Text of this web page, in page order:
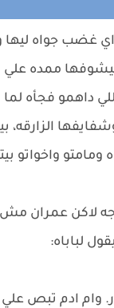
غضب جواه ليها
ممده علي
داهمو فجأه
الزارقه،
ومامتو
لاكن عمران
لباباه:
وام ادم تبص